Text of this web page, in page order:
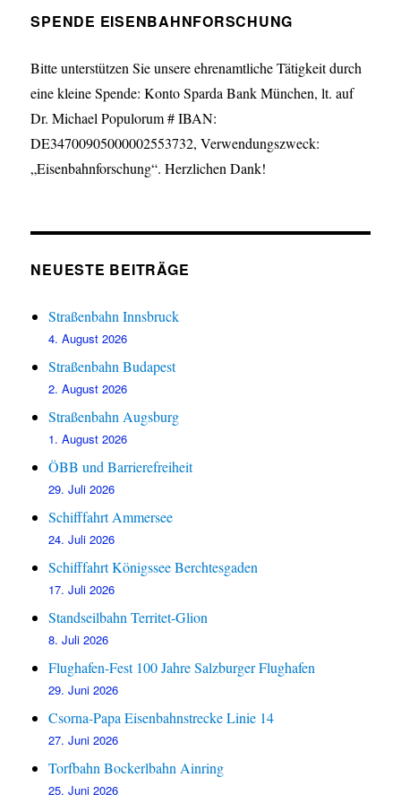
SPENDE EISENBAHNFORSCHUNG
Bitte unterstützen Sie unsere ehrenamtliche Tätigkeit durch
eine kleine Spende: Konto Sparda Bank München, lt. auf
Dr. Michael Populorum # IBAN:
DE34700905000002553732, Verwendungszweck:
„Eisenbahnforschung“. Herzlichen Dank!
NEUESTE BEITRÄGE
Straßenbahn Innsbruck
4. August 2026
Straßenbahn Budapest
2. August 2026
Straßenbahn Augsburg
1. August 2026
ÖBB und Barrierefreiheit
29. Juli 2026
Schifffahrt Ammersee
24. Juli 2026
Schifffahrt Königssee Berchtesgaden
17. Juli 2026
Standseilbahn Territet-Glion
8. Juli 2026
Flughafen-Fest 100 Jahre Salzburger Flughafen
29. Juni 2026
Csorna-Papa Eisenbahnstrecke Linie 14
27. Juni 2026
Torfbahn Bockerlbahn Ainring
25. Juni 2026